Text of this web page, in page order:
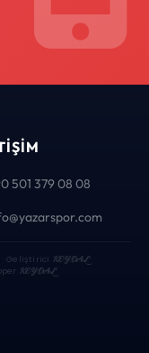
501 379 08 08
· Geliştirici KEYDAL·
KEYDAL